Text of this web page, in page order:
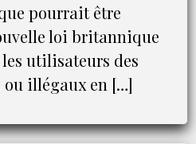
pourrait être
loi britannique
utilisateurs des
illégaux en […]